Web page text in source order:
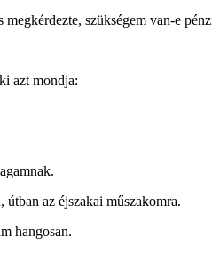
szükségem van-e
azt mondja:
útban az éjszakai műszakomra.
hangosan.